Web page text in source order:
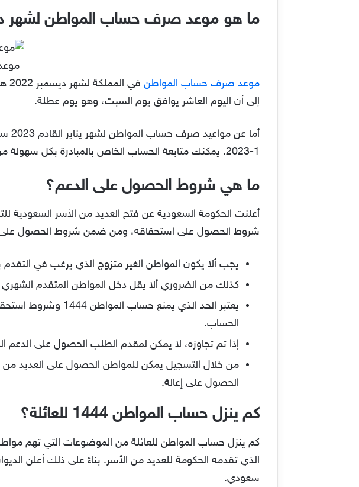
ما هو موعد صرف حساب المواطن لشهر
موعد صرف حساب المواطن
إلى أن اليوم العاشر يوافق يوم السبت، وهو يوم عطلة.
1-2023. يمكنك متابعة الحساب الخاص بالمبادرة بكل سهولة من خلال صفحتهم على تويتر من
ما هي شروط الحصول على الدعم؟
أعلنت الحكومة السعودية عن فتح العديد من الأسر السعودية
شروط الحصول على استحقاقه، ومن ضمن شروط الحصول على
يجب ألا يكون المواطن الغير متزوج الذي يرغب في
كذلك من الضروري ألا يقل دخل المواطن المتقدم
يعتبر الحد الذي
الحساب.
إذا تم تجاوزه، لا يمكن لمقدم الطلب الحصول على الدعم
الحصول على إعالة.
كم ينزل حساب المواطن 1444 للعائلة؟
كم ينزل حساب المواطن للعائلة من الموضوعات التي تهم
سعودي.